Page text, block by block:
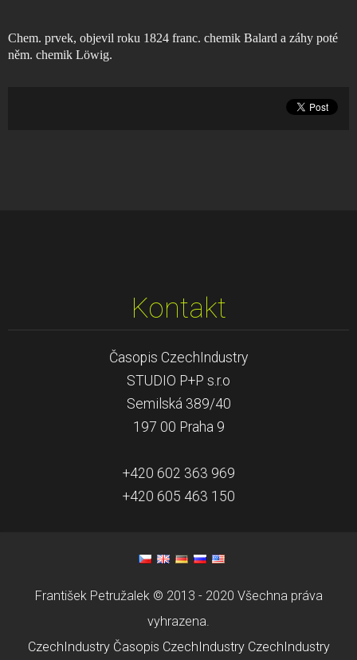
Chem. prvek, objevil roku 1824 franc. chemik Balard a záhy poté
něm. chemik Löwig.
Kontakt
Časopis CzechIndustry
STUDIO P+P s.r.o
Semilská 389/40
197 00 Praha 9
+420 602 363 969
+420 605 463 150
František Petružalek © 2013 - 2020 Všechna práva
vyhrazena.
CzechIndustry Časopis CzechIndustry CzechIndustry